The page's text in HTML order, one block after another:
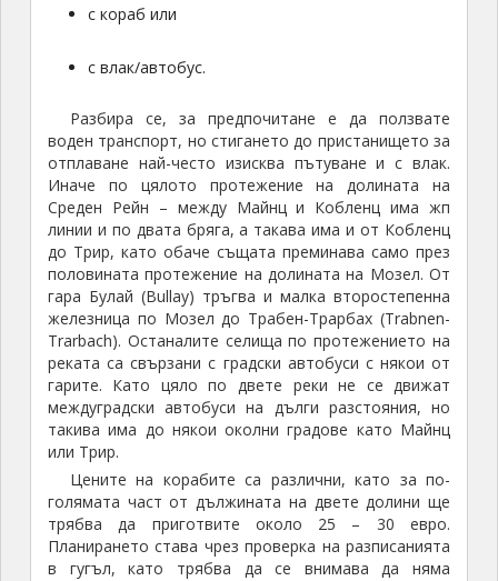
с кораб или
с влак/автобус.
Разбира се, за предпочитане е да ползвате
воден транспорт, но стигането до пристанището за
отплаване най-често изисква пътуване и с влак.
Иначе по цялото протежение на долината на
Среден Рейн – между Майнц и Кобленц има жп
линии и по двата бряга, а такава има и от Кобленц
до Трир, като обаче същата преминава само през
половината протежение на долината на Мозел. От
гара Булай (Bullay) тръгва и малка второстепенна
железница по Мозел до Трабен-Трарбах (Trabnen-
Trarbach). Останалите селища по протежението на
реката са свързани с градски автобуси с някои от
гарите. Като цяло по двете реки не се движат
междуградски автобуси на дълги разстояния, но
такива има до някои околни градове като Майнц
или Трир.
Цените на корабите са различни, като за по-
голямата част от дължината на двете долини ще
трябва да приготвите около 25 – 30 евро.
Планирането става чрез проверка на разписанията
в гугъл, като трябва да се внимава да няма